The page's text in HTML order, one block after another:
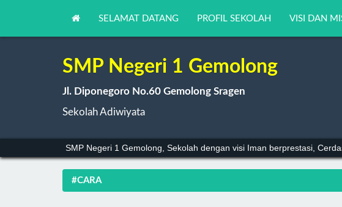
SELAMAT DATANG PROFIL SEKOLAH VISI DAN
SMP Negeri 1 Gemolong
Jl. Diponegoro No.60 Gemolong Sragen
Sekolah Adiwiyata
SMP Negeri 1 Gemolong, Sekolah dengan visi Iman berprestasi,
#CARA